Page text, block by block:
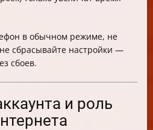
в обычном режиме, не
сбрасывайте настройки —
сбоев.
и роль